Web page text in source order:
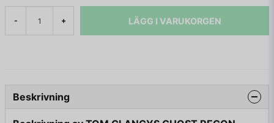
- + LÄGG I VARUKORGEN
Beskrivning